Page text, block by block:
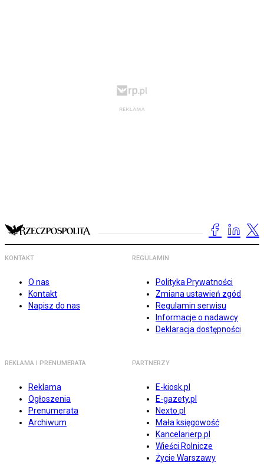
KONTAKT
O nas
Kontakt
Napisz do nas
REGULAMIN
Polityka Prywatności
Zmiana ustawień zgód
Regulamin serwisu
Informacje o nadawcy
Deklaracja dostępności
REKLAMA I PRENUMERATA
Reklama
Ogłoszenia
Prenumerata
Archiwum
PARTNERZY
E-kiosk.pl
E-gazety.pl
Nexto.pl
Mała księgowość
Kancelarierp.pl
Wieści Rolnicze
Życie Warszawy